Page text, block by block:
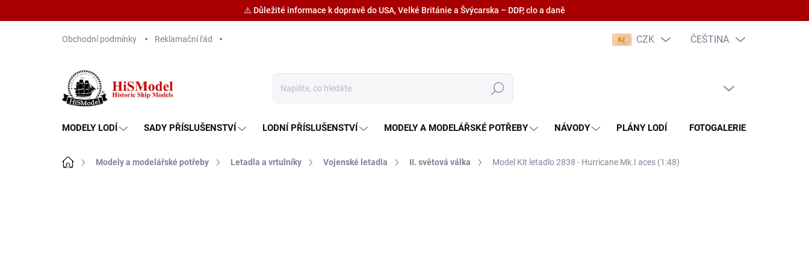
Obchodní podmínky Reklamační řád CZK ČEŠTINA
Hledat
MODELY LODÍ SADY PŘÍSLUŠENSTVÍ LODNÍ PŘÍSLUŠENSTVÍ MODELY A MODELÁŘSKÉ POTŘEBY NÁVODY PLÁNY LODÍ FOTOGALERIE
Domů Modely a modelářské potřeby Letadla a vrtulníky Vojenské letadla II. světová válka Model Kit letadlo 2838 - Hurricane Mk.I aces (1:48)
⚠️ Důležité informace k dopravě do USA, Velké Británie a Švýcarska – DDP, clo a daně